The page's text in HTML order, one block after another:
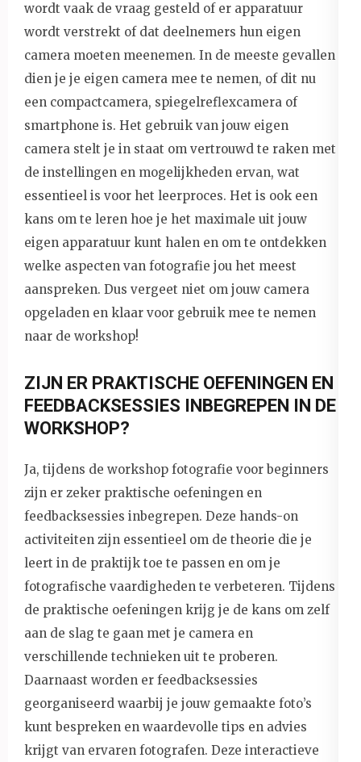
wordt vaak de vraag gesteld of er apparatuur
wordt verstrekt of dat deelnemers hun eigen
camera moeten meenemen. In de meeste gevallen
dien je je eigen camera mee te nemen, of dit nu
een compactcamera, spiegelreflexcamera of
smartphone is. Het gebruik van jouw eigen
camera stelt je in staat om vertrouwd te raken met
de instellingen en mogelijkheden ervan, wat
essentieel is voor het leerproces. Het is ook een
kans om te leren hoe je het maximale uit jouw
eigen apparatuur kunt halen en om te ontdekken
welke aspecten van fotografie jou het meest
aanspreken. Dus vergeet niet om jouw camera
opgeladen en klaar voor gebruik mee te nemen
naar de workshop!
ZIJN ER PRAKTISCHE OEFENINGEN EN
FEEDBACKSESSIES INBEGREPEN IN DE
WORKSHOP?
Ja, tijdens de workshop fotografie voor beginners
zijn er zeker praktische oefeningen en
feedbacksessies inbegrepen. Deze hands-on
activiteiten zijn essentieel om de theorie die je
leert in de praktijk toe te passen en om je
fotografische vaardigheden te verbeteren. Tijdens
de praktische oefeningen krijg je de kans om zelf
aan de slag te gaan met je camera en
verschillende technieken uit te proberen.
Daarnaast worden er feedbacksessies
georganiseerd waarbij je jouw gemaakte foto’s
kunt bespreken en waardevolle tips en advies
krijgt van ervaren fotografen. Deze interactieve